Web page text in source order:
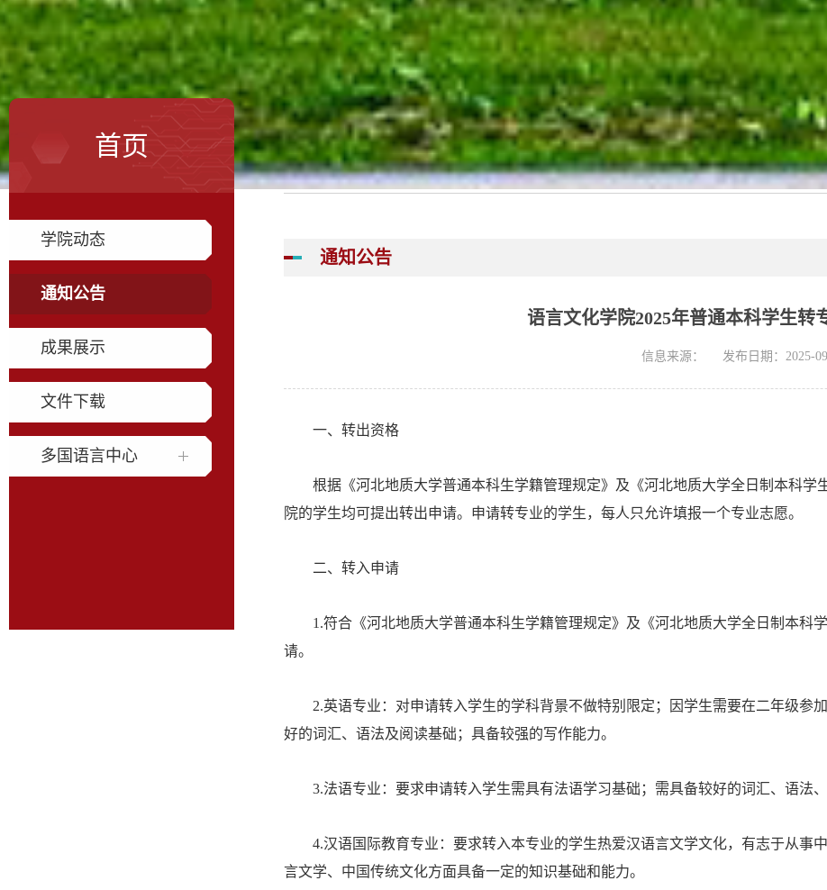
首页
学院动态
通知公告
成果展示
文件下载
多国语言中心
通知公告
语言文化学院2025年普通本科学生转
信息来源： 发布日期：2025-
一、转出资格
根据《河北地质大学普通本科生学籍管理规定》及《河北地质大学全日制本科
院的学生均可提出转出申请。申请转专业的学生，每人只允许填报一个专业志愿。
二、转入申请
1.符合《河北地质大学普通本科生学籍管理规定》及《河北地质大学全日制本科
请。
2.英语专业：对申请转入学生的学科背景不做特别限定；因学生需要在二年级参
好的词汇、语法及阅读基础；具备较强的写作能力。
3.法语专业：要求申请转入学生需具有法语学习基础；需具备较好的词汇、语法
4.汉语国际教育专业：要求转入本专业的学生热爱汉语言文学文化，有志于从事
言文学、中国传统文化方面具备一定的知识基础和能力。